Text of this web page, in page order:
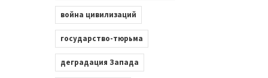
война цивилизаций
государство-тюрьма
деградация Запада